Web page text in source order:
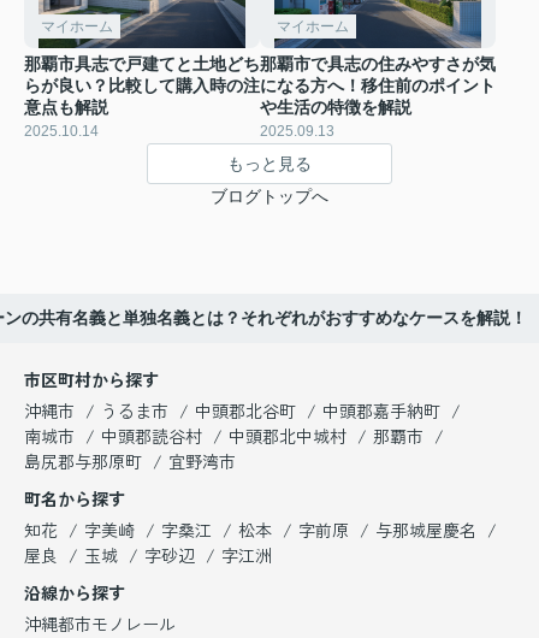
マイホーム
那覇市具志で戸建てと土地どち
らが良い？比較して購入時の注
意点も解説
2025.10.14
マイホーム
那覇市で具志の住みやすさが気
になる方へ！移住前のポイント
や生活の特徴を解説
2025.09.13
もっと見る
ブログトップへ
の共有名義と単独名義とは？それぞれがおすすめなケースを解説！
市区町村から探す
沖縄市
うるま市 中頭郡北谷町
中頭郡嘉手納町
南城市
中頭郡読谷村 中頭郡北中城村
那覇市
島尻郡与那原町
宜野湾市
町名から探す
知花
字美崎 字桑江 松本 字前原
与那城屋慶名
屋良
玉城 字砂辺
字江洲
沿線から探す
沖縄都市モノレール